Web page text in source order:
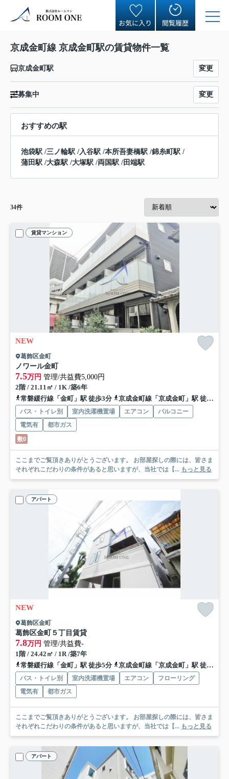
お気に入り 閲覧履歴
京成金町線 京成金町駅の賃貸物件一覧
京成金町駅 変更
募集中 変更
おすすめの駅
池袋駅 /三ノ輪駅 / 入谷駅 /本所吾妻橋駅 /錦糸町駅 /
蒲田駅 /大森駅 /大塚駅 /両国駅 /田端駅
34件
賃貸マンション
NEW
葛飾区金町
ノワール金町
7.5万円 管理/共益費5,000円
2階 / 21.11㎡ / 1K /築6年
常磐緩行線「金町」駅 徒歩3分
京成金町線「京成金町」駅 徒歩2分
バス・トイレ別 室内洗濯機置場 エアコン
バルコニー
電気有
都市ガス
敷0
ここまでご覧頂きありがとうございます。 お部屋探しの際には、皆さま
それぞれこだわりの条件があると思いますが、当社では【... もっと見る
アパート
NEW
葛飾区金町
葛飾区金町５丁目賃貸
7.8万円 管理/共益費-
1階 / 24.42㎡ / 1R /築7年
常磐緩行線「金町」駅 徒歩5分
京成金町線「京成金町」駅 徒歩4分
バス・トイレ別 室内洗濯機置場 エアコン
フローリング
電気有
都市ガス
ここまでご覧頂きありがとうございます。 お部屋探しの際には、皆さま
それぞれこだわりの条件があると思いますが、当社では【... もっと見る
アパート